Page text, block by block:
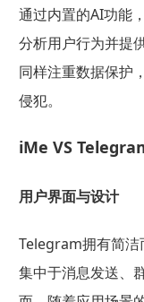
通过内置的AI功能
分析用户行为并提
同样注重数据保护
侵犯。
iMe VS
用户界面与设计
Telegram拥有简洁
集中于消息发送、